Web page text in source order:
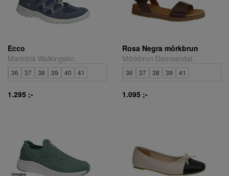
Ecco
Marinblå Walkingsko.
36 37 38 39 40 41
1.295 ;-
Rosa Negra mörkbrun
Mörkbrun Damsandal.
36 37 38 39 41
1.095 ;-